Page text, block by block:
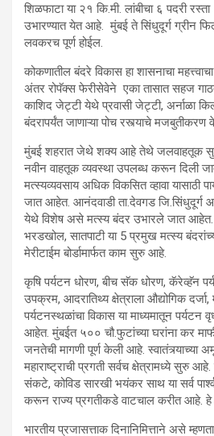
शिळफाटा या २१ कि.मी. लांबीचा ६ पदरी
उभारण्यात येत आहे. मुंबई ते सिंधुदूर्ग ग्रीन
लवकरच पूर्ण होईल.
कोकणातील बंदरे विकास हा शासनाचा
अंतर रोपॅक्स फेरीसेवेने एका तासात सहज
काशिद जेट्टी येथे प्रवासी जेट्टी, अर्नाळा
बंदरापर्यंत जाणाऱ्या पोच रस्त्याचे
मुंबई शहरात जेथे शक्य आहे तेथे जलवाहतूक सुरु
नवीन वाहतूक व्यवस्था उपलब्ध करून दिली
मत्स्यव्यवसाय अधिक विकसित व्हावा यासाठी
जात आहेत. आनंदवाडी ता.देवगड जि.सिंधुदूर्ग
येथे विशेष असे मत्स्य बंदर उभारले जात आहेत.
भरडखोल, सातपाटी या 5 प्रमुख मत्स्य
मेरीटाईम बोर्डामार्फत काम सुरु आहे.
कृषि पर्यटन धोरण, बीच सॅक धोरण, कॅरेव्हॅन
उपक्रम, आदरातिथ्य क्षेत्राला औद्योगिक
पर्यटनस्थळांचा विकास या माध्यमातून पर्यटन
आहेत. मुंबईत ५०० चौ.फुटांच्या घरांना कर
जनतेची मागणी पूर्ण केली आहे. स्वातंत्र्याच्या
महाराष्ट्राची प्रगती सर्वच क्षेत्रामध्ये सुरु
संकटे, कोविड सारखी भयंकर साथ या सर्व
करून राज्य प्रगतीकडे वाटचाल करीत आहे. हे
भारतीय प्रजासत्ताक दिनानिमित्ताने असे